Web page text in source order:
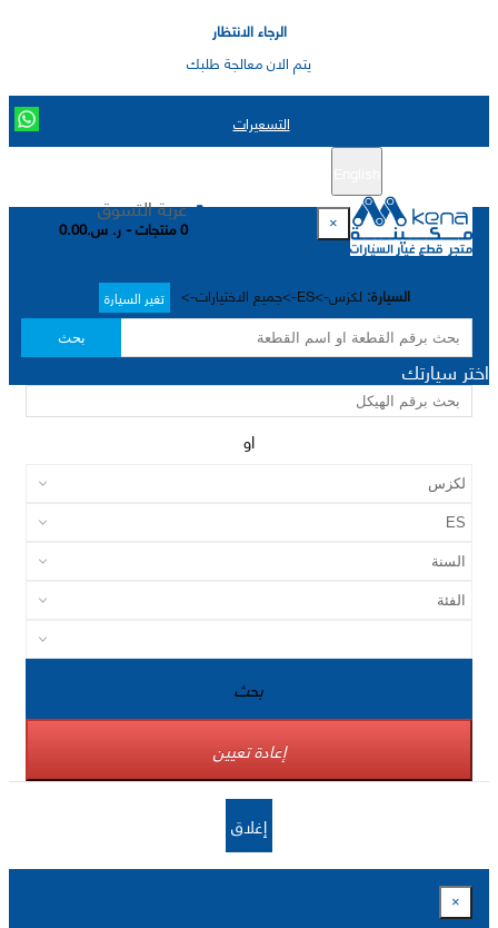
الرجاء الانتظار
يتم الان معالجة طلبك
التسعيرات
عربة التسوق
0 منتجات - ر. س.0.00
السيارة: لكزس->ES->جميع الاختيارات-> تغير السيارة
بحث
×
اختر سيارتك
او
بحث
إعادة تعيين
إغلاق
×